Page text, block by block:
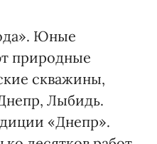
Юные
природные
скважины,
Лыбидь.
«Днепр».